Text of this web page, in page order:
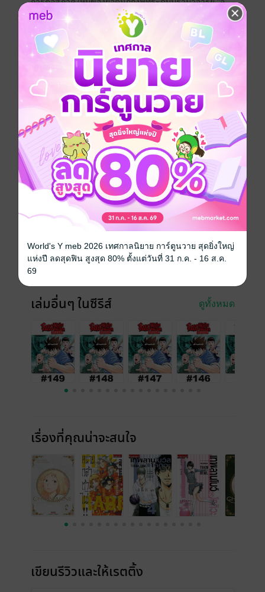
นมี่" กลับมาอีกครั้ง!! ครูฝึกจินมี่และจินเทะ ได้ออกเดินทาง
ไปยังที่ต่างๆ เพื่อเผยแพร่กังฟูวัดไดลิ้มยี่ และได้พบกับกอง
ทหารองครักษ์ของประเทศข้างเคียงที่เดินทางมาเจริญ
สัมพันธไมตรีที่เมืองใกล้ชายแดน แต่ว่าเจ้าหญิงมิโตะ
ตัวแทนที่มาเจริญสัมพันธไมตรีนั้นต้องการออกไปสัมผัสกับ
อิสรภาพจากชีวิตประจำวันที่จำเจ ตกค่ำนางจึงได้ลอบออก
จากที่พัก...!?
การ์ตูนญี่ปุ่น แอกชัน ผจญภัย ย้อนยุค/พีเรียด
การ์ตูนผู้ชาย
ซีรีส์ จินมี่หมัดเหล็ก LEGENDS (รายตอน)
ประเภทไฟล์ interactive media
ความยาว 32 หน้า
ราคาปก
เล่มอื่นๆ ในซีรีส์ ดูทั้งหมด
เรื่องที่คุณน่าจะสนใจ
เขียนรีวิวและให้เรตติ้ง
World's Y meb 2026 เทศกาลนิยาย การ์ตูนวาย สุดยิ่งใหญ่
แห่งปี ลดสุดฟิน สูงสุด 80% ตั้งแต่วันที่ 31 ก.ค. - 16 ส.ค.
69